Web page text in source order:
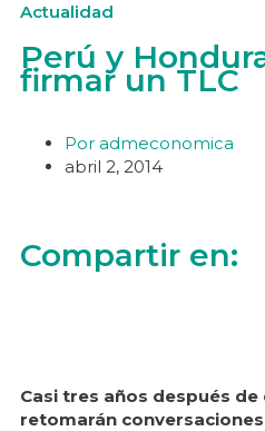
Actualidad
Perú y
firmar un TLC
Por admeconomica
abril 2, 2014
Compartir en:
Casi tres años después
retomarán